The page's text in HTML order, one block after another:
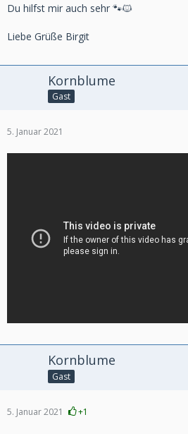
Du hilfst mir auch sehr 🐾🐱
Liebe Grüße Birgit
Kornblume
Gast
5. Januar 2021
Kornblume
Gast
5. Januar 2021 +1